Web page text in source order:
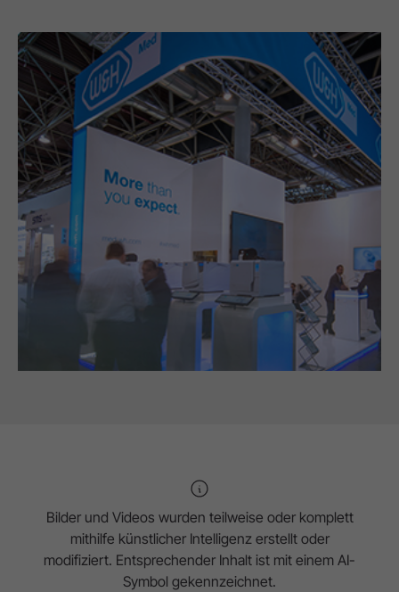
Bilder und Videos wurden teilweise oder komplett
mithilfe künstlicher Intelligenz erstellt oder
modifiziert. Entsprechender Inhalt ist mit einem AI-
Symbol gekennzeichnet.